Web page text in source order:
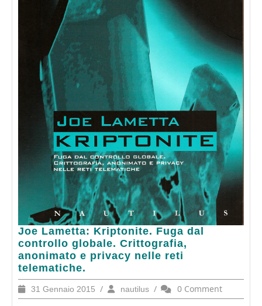
Joe Lametta: Kriptonite. Fuga dal
controllo globale. Crittografia,
anonimato e privacy nelle reti
telematiche.
Joe
Lametta:
Kriptonite.
Fuga
dal
controllo
31 Gennaio 2015 31
Gennaio
/ nautilusnautilus
/ 0 Comment